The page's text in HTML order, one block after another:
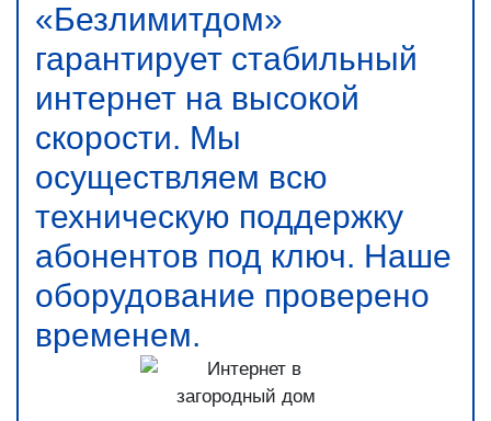
«Безлимитдом»
гарантирует стабильный
интернет на высокой
скорости. Мы
осуществляем всю
техническую поддержку
абонентов под ключ. Наше
оборудование проверено
временем.